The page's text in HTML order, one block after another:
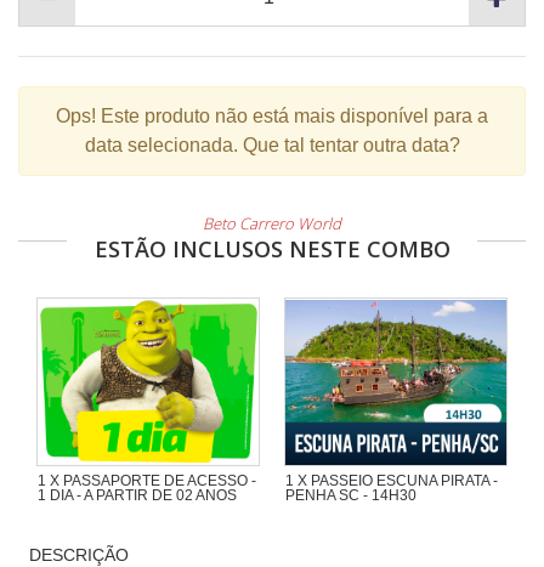
Ops! Este produto não está mais disponível para a
data selecionada. Que tal tentar outra data?
Beto Carrero World
ESTÃO INCLUSOS NESTE COMBO
1 X PASSAPORTE DE ACESSO -
1 DIA - A PARTIR DE 02 ANOS
1 X PASSEIO ESCUNA PIRATA -
PENHA SC - 14H30
DESCRIÇÃO